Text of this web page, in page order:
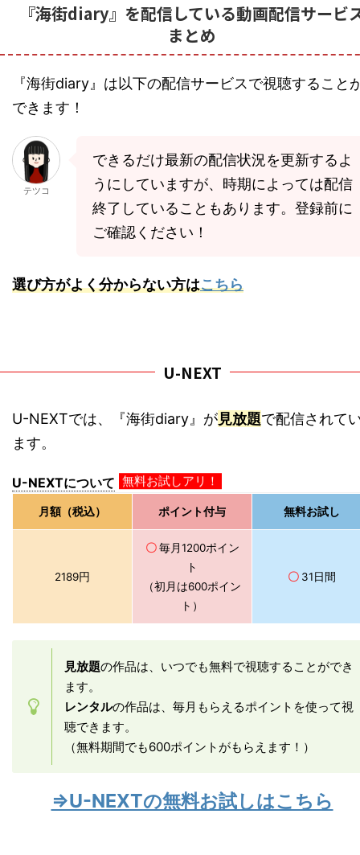
『海街diary』を配信している動画配信サービ
まとめ
『海街diary』は以下の配信サービスで視聴すること
できます！
テツコ
できるだけ最新の配信状況を更新するよ
うにしていますが、時期によっては配信
終了していることもあります。登録前に
ご確認ください！
選び方がよく分からない方はこちら
U-NEXT
U-NEXTでは、『海街diary』が見放題で配信されて
ます。
U-NEXTについて 無料お試しアリ！
月額（税込） ポイント付与 無料お試し
2189円
〇毎月1200ポイン
ト
（初月は600ポイン
ト）
〇 31日間
見放題の作品は、いつでも無料で視聴することができ
ます。
レンタルの作品は、毎月もらえるポイントを使って視
聴できます。
（無料期間でも600ポイントがもらえます！）
⇒U-NEXTの無料お試しはこちら